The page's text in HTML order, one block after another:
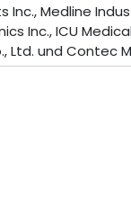
Medline
Inc., ICU
Ltd. und Contec